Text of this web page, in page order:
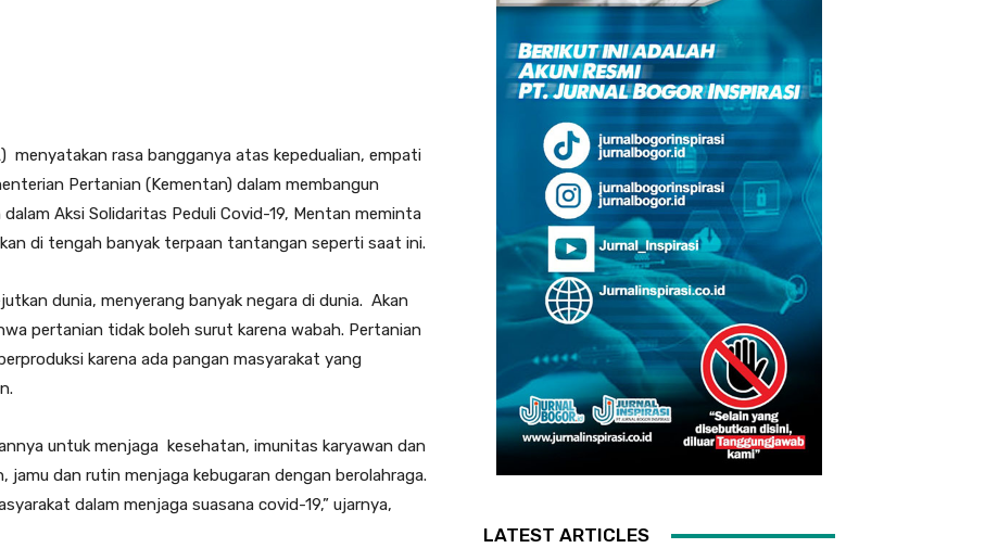
menyatakan rasa bangganya atas kepedualian, empati
Pertanian (Kementan) dalam membangun
Aksi Solidaritas Peduli Covid-19, Mentan meminta
di tengah banyak terpaan tantangan seperti saat ini.
dunia, menyerang banyak negara di dunia. Akan
pertanian tidak boleh surut karena wabah. Pertanian
karena ada pangan masyarakat yang
untuk menjaga kesehatan, imunitas karyawan dan
jamu dan rutin menjaga kebugaran dengan berolahraga.
dalam menjaga suasana covid-19,” ujarnya,
LATEST ARTICLES